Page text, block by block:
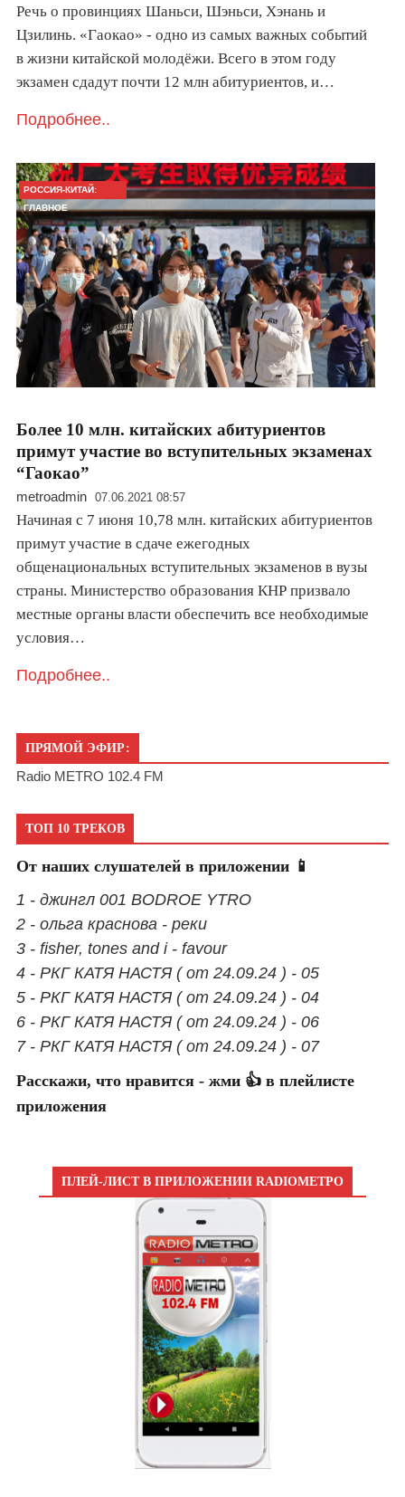
Речь о провинциях Шаньси, Шэньси, Хэнань и
Цзилинь. «Гаокао» - одно из самых важных событий
в жизни китайской молодёжи. Всего в этом году
экзамен сдадут почти 12 млн абитуриентов, и…
Подробнее..
РОССИЯ-КИТАЙ:
ГЛАВНОЕ
Более 10 млн. китайских абитуриентов
примут участие во вступительных экзаменах
“Гаокао”
metroadmin 07.06.2021 08:57
Начиная с 7 июня 10,78 млн. китайских абитуриентов
примут участие в сдаче ежегодных
общенациональных вступительных экзаменов в вузы
страны. Министерство образования КНР призвало
местные органы власти обеспечить все необходимые
условия…
Подробнее..
ПРЯМОЙ ЭФИР:
Radio METRO 102.4 FM
ТОП 10 ТРЕКОВ
От наших слушателей в приложении 📱
1 - джингл 001 BODROE YTRO
2 - ольга краснова - реки
3 - fisher, tones and i - favour
4 - РКГ КАТЯ НАСТЯ ( от 24.09.24 ) - 05
5 - РКГ КАТЯ НАСТЯ ( от 24.09.24 ) - 04
6 - РКГ КАТЯ НАСТЯ ( от 24.09.24 ) - 06
7 - РКГ КАТЯ НАСТЯ ( от 24.09.24 ) - 07
Расскажи, что нравится - жми 👍 в плейлисте
приложения
ПЛЕЙ-ЛИСТ В ПРИЛОЖЕНИИ RADIOМЕТРО